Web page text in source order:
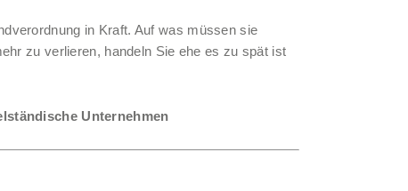
in Kraft. Auf was müssen sie
zu verlieren, handeln Sie ehe es zu spät ist
Unternehmen